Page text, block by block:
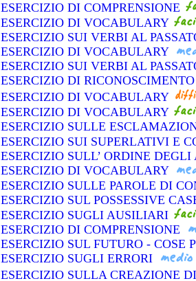
ESERCIZIO DI COMPRENSIONE
ESERCIZIO DI VOCABULARY
ESERCIZIO SUI VERBI AL
ESERCIZIO DI VOCABULARY
ESERCIZIO SUI VERBI AL
ESERCIZIO DI
ESERCIZIO DI VOCABULARY
ESERCIZIO DI VOCABULARY
ESERCIZIO SULLE
ESERCIZIO SUI SUPERLATIVI E
ESERCIZIO SULL’ ORDINE
ESERCIZIO DI VOCABULARY
ESERCIZIO SULLE PAROLE DI
ESERCIZIO SUL POSSESSIVE
ESERCIZIO SUGLI AUSILIARI
ESERCIZIO DI COMPRENSIONE
ESERCIZIO SUL FUTURO - COSE
ESERCIZIO SUGLI ERRORI
ESERCIZIO SULLA CREAZIONE